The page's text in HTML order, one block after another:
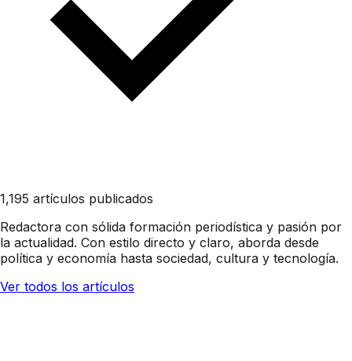
1,195 artículos publicados
Redactora con sólida formación periodística y pasión por
la actualidad. Con estilo directo y claro, aborda desde
política y economía hasta sociedad, cultura y tecnología.
Ver todos los artículos